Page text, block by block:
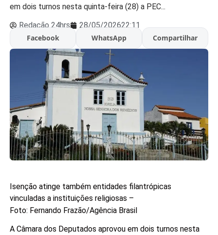
em dois turnos nesta quinta-feira (28) a PEC...
Redação 24hrs 28/05/202622:11
Facebook
WhatsApp Compartilhar
Isenção atinge também entidades filantrópicas
vinculadas a instituições religiosas –
Foto: Fernando Frazão/Agência Brasil
A Câmara dos Deputados aprovou em dois turnos nesta